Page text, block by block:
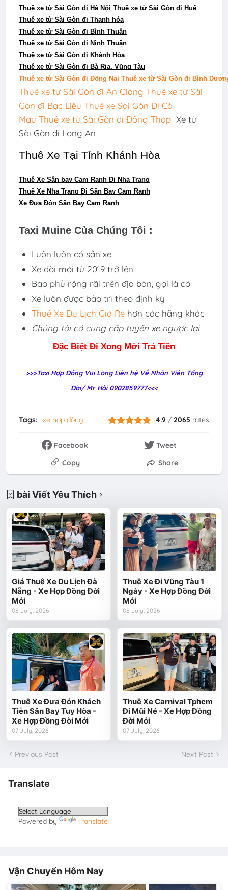
Thuê xe từ Sài Gòn đi Hà Nội Thuê xe từ Sài Gòn đi Huế
Thuê xe từ Sài Gòn đi Thanh hóa
Thuê xe từ Sài Gòn đi Bình Thuận
Thuê xe từ Sài Gòn đi Ninh Thuận
Thuê xe từ Sài Gòn đi Khánh Hòa
Thuê xe từ Sài Gòn đi Bà Rịa, Vũng Tàu
Thuê xe từ Sài Gòn đi Đồng Nai Thuê xe từ Sài Gòn đi Bình
Thuê xe từ Sài Gòn đi An Giang Thuê xe từ Sài
Gòn đi Bạc Liêu Thuê xe Sài Gòn Đi Cà
Mau Thuê xe từ Sài Gòn đi Đồng Tháp Xe từ
Sài Gòn đi Long An
Thuê Xe Tại Tỉnh Khánh Hòa
Thuê Xe Sân bay Cam Ranh Đi Nha Trang
Thuê Xe Nha Trang Đi Sân Bay Cam Ranh
Xe Đưa Đón Sân Bay Cam Ranh
Taxi Muine Của Chúng Tôi :
Luôn luôn có sẳn xe
Xe đời mới từ 2019 trở lên
Bao phủ rộng rãi trên địa bàn, gọi là có
Xe luôn được bảo trì theo định kỳ
Thuê Xe Du Lịch Giá Rẻhơn các hãng khác
Chúng tôi có cung cấp tuyến xe ngược lại
Đặc Biệt Đi Xong Mới Trả Tiền
>>>Taxi Hợp Đồng Vui Lòng Liên hệ Về Nhân Viên Tổng
Đài/ Mr Hải 0902859777<<<
Tags: xe hợp đồng 4.9 /2065 rates
Facebook
Tweet
Copy
Share
bài Viết Yêu Thích
Giá Thuê Xe Du Lịch Đà
Nẵng - Xe Hợp Đồng Đời
Mới
08 July, 2026
Thuê Xe Đi Vũng Tàu 1
Ngày - Xe Hợp Đồng Đời
Mới
08 July, 2026
Thuê Xe Đưa Đón Khách
Tiễn Sân Bay Tuy Hòa -
Xe Hợp Đồng Đời Mới
07 July, 2026
Thuê Xe Carnival Tphcm
Đi Mũi Né - Xe Hợp Đồng
Đời Mới
07 July, 2026
Previous Post Next Post
Translate
Powered by Translate
Vận Chuyển Hôm Nay